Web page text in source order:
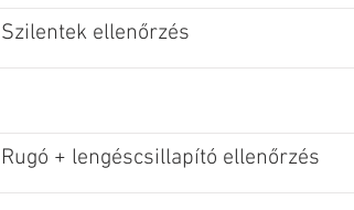
Szilentek ellenőrzés
Rugó + lengéscsillapító ellenőrzés